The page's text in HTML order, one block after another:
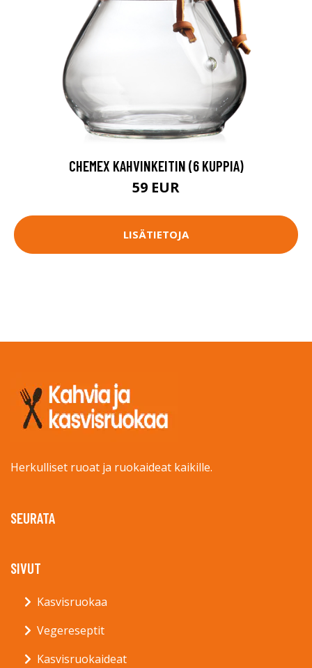
CHEMEX KAHVINKEITIN (6 KUPPIA)
59 EUR
LISÄTIETOJA
Herkulliset ruoat ja ruokaideat kaikille.
SEURATA
SIVUT
Kasvisruokaa
Vegereseptit
Kasvisruokaideat